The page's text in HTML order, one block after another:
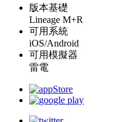
版本基礎
Lineage M+R
可用系統
iOS/Android
可用模擬器
雷電